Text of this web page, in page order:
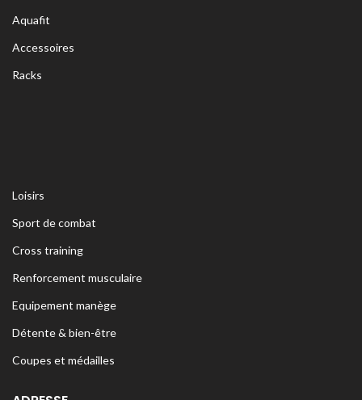
Aquafit
Accessoires
Racks
Loisirs
Sport de combat
Cross training
Renforcement musculaire
Equipement manège
Détente & bien-être
Coupes et médailles